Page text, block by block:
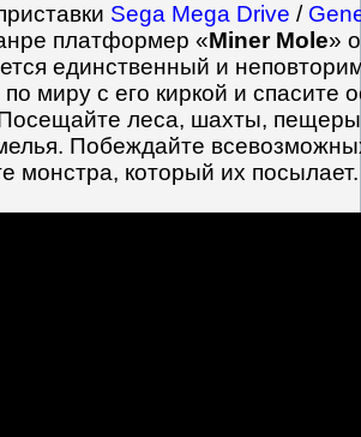
Sega Mega Drive /
платформер «Miner Mole»
единственный и
миру с его киркой и спасите
Посещайте леса, шахты,
Побеждайте
монстра, который их посылает.